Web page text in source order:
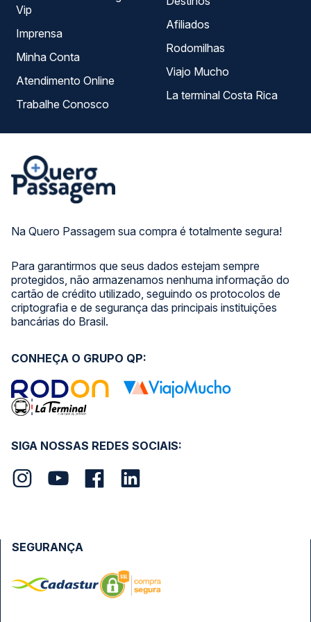
Na Quero Passagem sua compra é totalmente segura!
Para garantirmos que seus dados estejam sempre
protegidos, não armazenamos nenhuma informação do
cartão de crédito utilizado, seguindo os protocolos de
criptografia e de segurança das principais instituições
bancárias do Brasil.
Vip
Imprensa
Minha Conta
Atendimento Online
Trabalhe Conosco
Afiliados
Rodomilhas
Viajo Mucho
La terminal Costa Rica
SIGA NOSSAS REDES SOCIAIS:
CONHEÇA O GRUPO QP:
SEGURANÇA